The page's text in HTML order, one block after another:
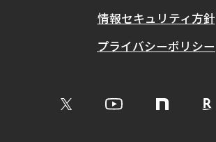
情報セキュリティ方針
プライバシーポリシー